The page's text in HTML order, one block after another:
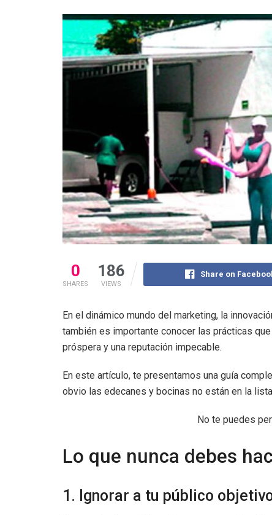
0
SHARES
186
VIEWS
Share on
En el dinámico mundo del marketing, la
también es importante conocer las prácticas
próspera y una reputación impecable.
En este artículo, te presentamos una guía
obvio las edecanes y bocinas no están en la
No te puedes
Lo que nunca debes
1. Ignorar a tu público